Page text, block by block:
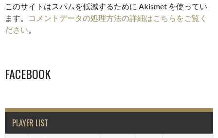
このサイトはスパムを低減するために Akismet を使ってい
ます。
コメントデータの処理方法の詳細はこちらをご覧く
ださい。
FACEBOOK
PLAYER LIST